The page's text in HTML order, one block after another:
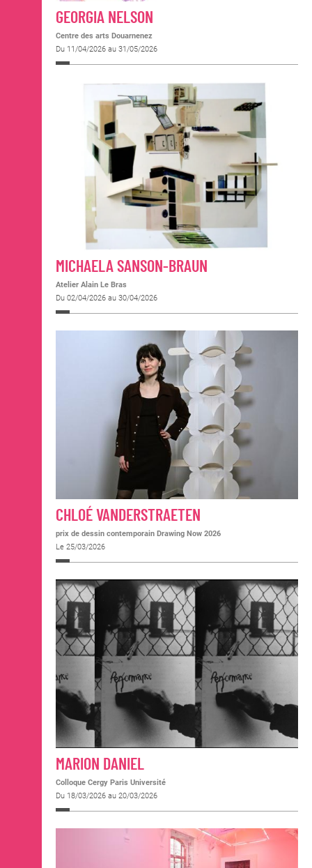
GEORGIA NELSON
Centre des arts Douarnenez
Du 11/04/2026 au 31/05/2026
MICHAELA SANSON-BRAUN
Atelier Alain Le Bras
Du 02/04/2026 au 30/04/2026
CHLOÉ VANDERSTRAETEN
prix de dessin contemporain Drawing Now 2026
Le 25/03/2026
MARION DANIEL
Colloque Cergy Paris Université
Du 18/03/2026 au 20/03/2026